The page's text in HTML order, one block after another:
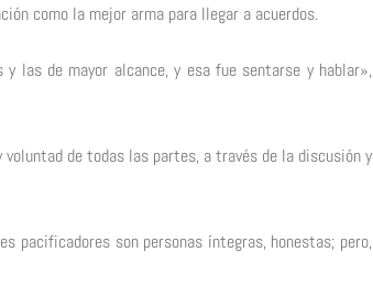
como la mejor arma para llegar a acuerdos.
las de mayor alcance, y esa fue sentarse y hablar»,
de todas las partes, a través de la discusión y
pacificadores son personas íntegras, honestas; pero,